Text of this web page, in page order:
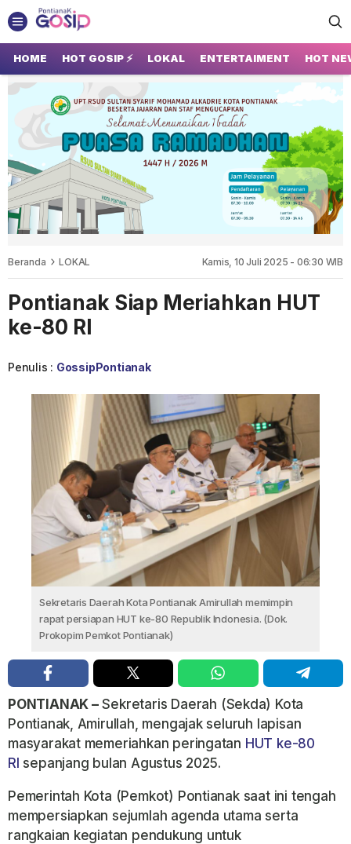
GOSIP PONTIANAK
Tempatnya Gosip Terupdate Pontianak
HOME HOT GOSIP ⚡ LOKAL ENTERTAIMENT HOT
Beranda LOKAL Kamis, 10 Juli 2025 - 06:30 WIB
Pontianak Siap Meriahkan HUT
ke-80 RI
Penulis : GossipPontianak
Sekretaris Daerah Kota Pontianak Amirullah memimpin
rapat persiapan HUT ke-80 Republik Indonesia. (Dok.
Prokopim Pemkot Pontianak)
PONTIANAK –Sekretaris Daerah (Sekda) Kota
Pontianak, Amirullah, mengajak seluruh lapisan
masyarakat memeriahkan peringatan HUT ke-80
RI sepanjang bulan Agustus 2025.
Pemerintah Kota (Pemkot) Pontianak saat ini tengah
mempersiapkan sejumlah agenda utama serta
rangkaian kegiatan pendukung untuk